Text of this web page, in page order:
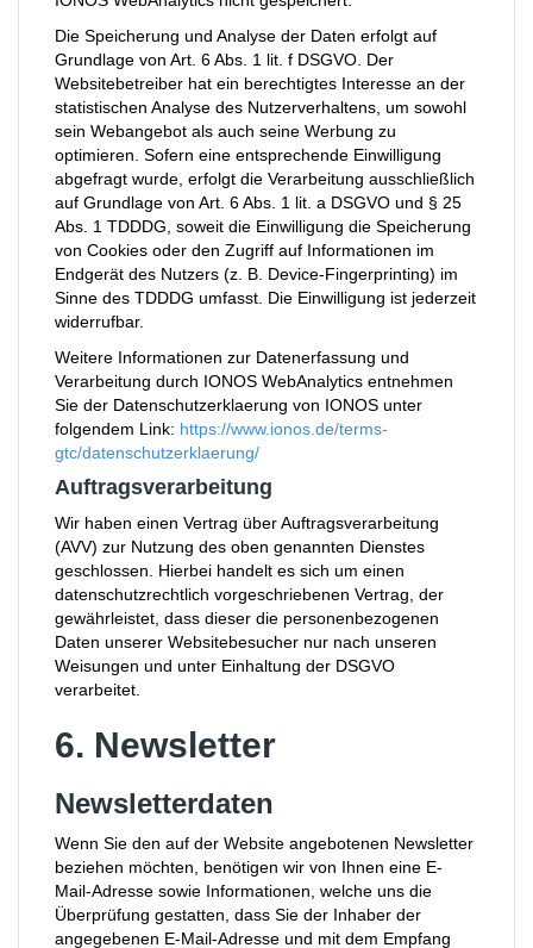
Die Speicherung und Analyse der Daten erfolgt auf
Grundlage von Art. 6 Abs. 1 lit. f DSGVO. Der
Websitebetreiber hat ein berechtigtes Interesse an der
statistischen Analyse des Nutzerverhaltens, um sowohl
sein Webangebot als auch seine Werbung zu
optimieren. Sofern eine entsprechende Einwilligung
abgefragt wurde, erfolgt die Verarbeitung ausschließlich
auf Grundlage von Art. 6 Abs. 1 lit. a DSGVO und § 25
Abs. 1 TDDDG, soweit die Einwilligung die Speicherung
von Cookies oder den Zugriff auf Informationen im
Endgerät des Nutzers (z. B. Device-Fingerprinting) im
Sinne des TDDDG umfasst. Die Einwilligung ist jederzeit
widerrufbar.
Weitere Informationen zur Datenerfassung und
Verarbeitung durch IONOS WebAnalytics entnehmen
Sie der Datenschutzerklaerung von IONOS unter
folgendem Link: https://www.ionos.de/terms-
gtc/datenschutzerklaerung/
Auftragsverarbeitung
Wir haben einen Vertrag über Auftragsverarbeitung
(AVV) zur Nutzung des oben genannten Dienstes
geschlossen. Hierbei handelt es sich um einen
datenschutzrechtlich vorgeschriebenen Vertrag, der
gewährleistet, dass dieser die personenbezogenen
Daten unserer Websitebesucher nur nach unseren
Weisungen und unter Einhaltung der DSGVO
verarbeitet.
6. Newsletter
Newsletter­daten
Wenn Sie den auf der Website angebotenen Newsletter
beziehen möchten, benötigen wir von Ihnen eine E-
Mail-Adresse sowie Informationen, welche uns die
Überprüfung gestatten, dass Sie der Inhaber der
angegebenen E-Mail-Adresse und mit dem Empfang